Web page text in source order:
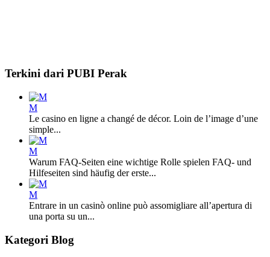
Terkini dari PUBI Perak
M
Le casino en ligne a changé de décor. Loin de l’image d’une
simple...
M
Warum FAQ-Seiten eine wichtige Rolle spielen FAQ- und
Hilfeseiten sind häufig der erste...
M
Entrare in un casinò online può assomigliare all’apertura di
una porta su un...
Kategori Blog